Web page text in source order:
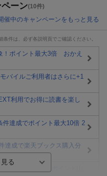
ーン(10件)
催中のキャンペーンをもっと見る
件は、必ず各説明頁でご確認ください。
！ポイント最大3倍 おかえ
バイルご利用者はさらに+1
利用でお得に読書を楽し
達成でポイント最大10倍 2
達成で楽天ブックス購入分